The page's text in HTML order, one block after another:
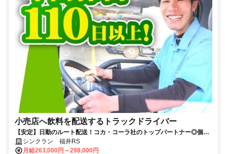
小売店へ飲料を配送するトラックドライバー
【安定】日勤のルート配送！コカ・コーラ社のトップパートナー◎個人
宅無しなので再配達もなし☆学歴・経験不問！賞与年2回！週休2日制！
AT限定OK！必要な資格取得は全額会社負担＜ご応募・ご質問などもお
シンクラン 福井RS
月給263,000円～298,000円